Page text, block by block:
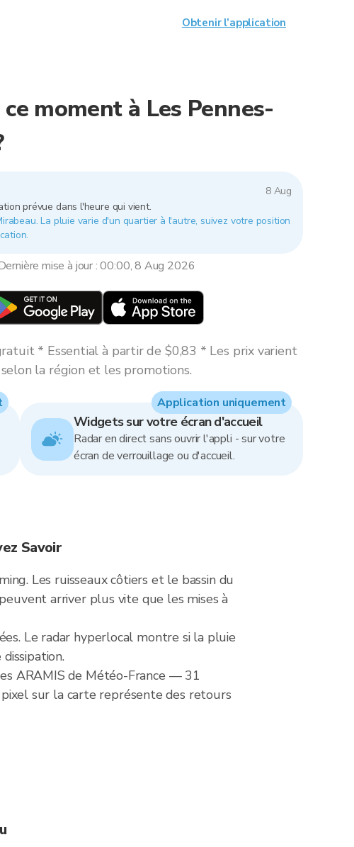
moment à Les Pennes-
8 Aug
prévue dans l'heure qui vient.
La pluie varie d'un quartier à l'autre, suivez votre position
mise à jour : 00:00, 8 Aug 2026
* Essential à partir de $0,83 * Les prix varient
selon la région et les promotions.
Widgets sur votre écran d'accueil
Radar en direct sans ouvrir l'appli - sur votre
écran de verrouillage ou d'accueil.
Application uniquement
Savoir
Les ruisseaux côtiers et le bassin du
arriver plus vite que les mises à
Le radar hyperlocal montre si la pluie
ARAMIS de Météo-France — 31
sur la carte représente des retours
Obtenir l’application